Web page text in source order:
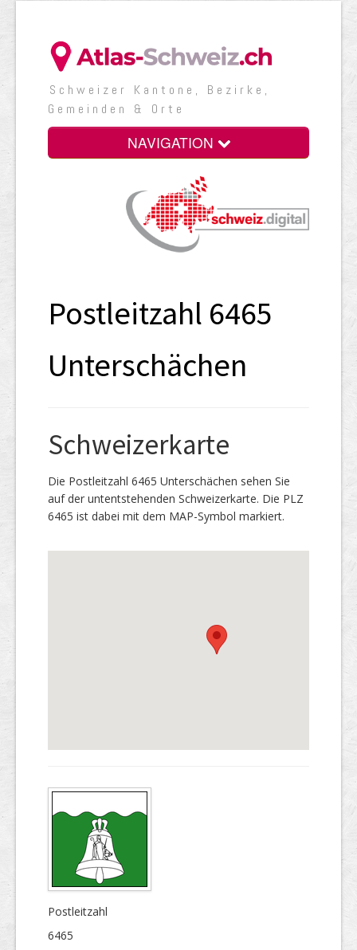
Schweizer Kantone, Bezirke,
Gemeinden & Orte
NAVIGATION
Postleitzahl 6465
Unterschächen
Schweizerkarte
Die Postleitzahl 6465 Unterschächen sehen Sie
auf der untentstehenden Schweizerkarte. Die PLZ
6465 ist dabei mit dem MAP-Symbol markiert.
Postleitzahl
6465